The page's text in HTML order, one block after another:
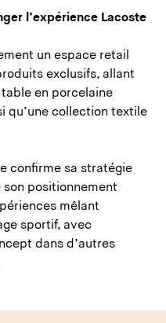
l’expérience Lacoste
un espace retail
exclusifs, allant
table en porcelaine
qu’une collection textile
confirme sa stratégie
positionnement
mêlant
sportif, avec
dans d’autres